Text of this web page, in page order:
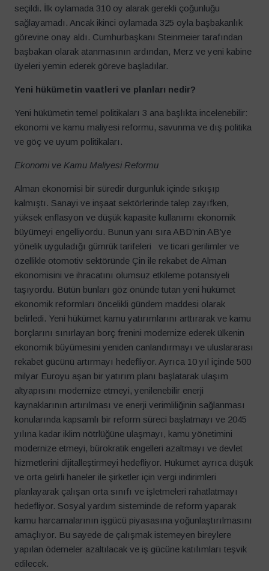
seçildi. İlk oylamada 310 oy alarak gerekli çoğunluğu
sağlayamadı. Ancak ikinci oylamada 325 oyla başbakanlık
görevine onay aldı. Cumhurbaşkanı Steinmeier tarafından
başbakan olarak atanmasının ardından, Merz ve yeni kabine
üyeleri yemin ederek göreve başladılar.
Yeni hükümetin vaatleri ve planları nedir?
Yeni hükümetin temel politikaları 3 ana başlıkta incelenebilir:
ekonomi ve kamu maliyesi reformu, savunma ve dış politika
ve göç ve uyum politikaları.
Ekonomi ve Kamu Maliyesi Reformu
Alman ekonomisi bir süredir durgunluk içinde sıkışıp
kalmıştı. Sanayi ve inşaat sektörlerinde talep zayıfken,
yüksek enflasyon ve düşük kapasite kullanımı ekonomik
büyümeyi engelliyordu. Bunun yanı sıra ABD’nin AB’ye
yönelik uyguladığı gümrük tarifeleri ve ticari gerilimler ve
özellikle otomotiv sektöründe Çin ile rekabet de Alman
ekonomisini ve ihracatını olumsuz etkileme potansiyeli
taşıyordu. Bütün bunları göz önünde tutan yeni hükümet
ekonomik reformları öncelikli gündem maddesi olarak
belirledi. Yeni hükümet kamu yatırımlarını arttırarak ve kamu
borçlarını sınırlayan borç frenini modernize ederek ülkenin
ekonomik büyümesini yeniden canlandırmayı ve uluslararası
rekabet gücünü artırmayı hedefliyor. Ayrıca 10 yıl içinde 500
milyar Euroyu aşan bir yatırım planı başlatarak ulaşım
altyapısını modernize etmeyi, yenilenebilir enerji
kaynaklarının artırılması ve enerji verimliliğinin sağlanması
konularında kapsamlı bir reform süreci başlatmayı ve 2045
yılına kadar iklim nötrlüğüne ulaşmayı, kamu yönetimini
modernize etmeyi, bürokratik engelleri azaltmayı ve devlet
hizmetlerini dijitalleştirmeyi hedefliyor. Hükümet ayrıca düşük
ve orta gelirli haneler ile şirketler için vergi indirimleri
planlayarak çalışan orta sınıfı ve işletmeleri rahatlatmayı
hedefliyor. Sosyal yardım sisteminde de reform yaparak
kamu harcamalarının işgücü piyasasına yoğunlaştırılmasını
amaçlıyor. Bu sayede de çalışmak istemeyen bireylere
yapılan ödemeler azaltılacak ve iş gücüne katılımları teşvik
edilecek.